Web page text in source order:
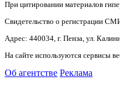
При цитировании материалов
Свидетельство о регистрации
Адрес: 440034, г. Пенза, ул.
На сайте используются сервисы
Об агентстве Реклама